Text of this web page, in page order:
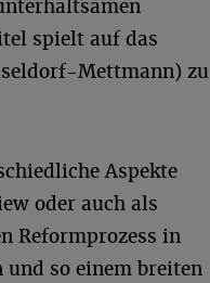
spielt auf das
Mettmann) zu
Aspekte
oder auch als
Reformprozess in
so einem breiten